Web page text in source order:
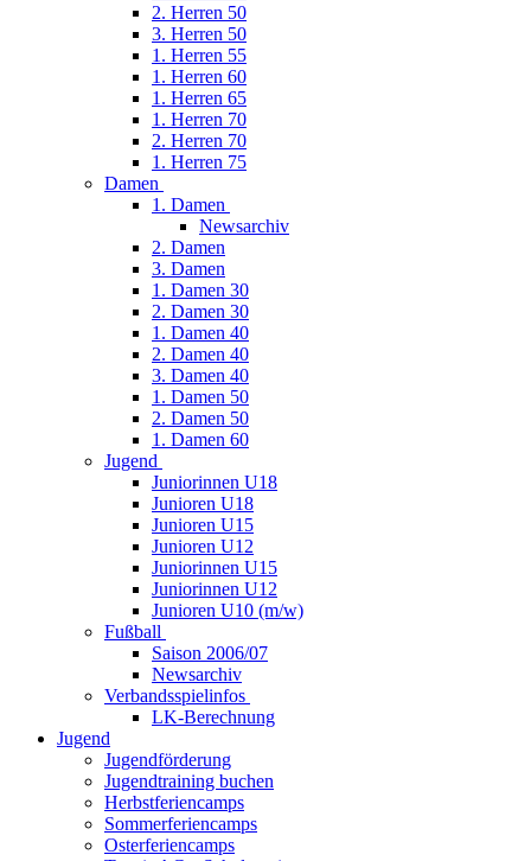
2. Herren 50
3. Herren 50
1. Herren 55
1. Herren 60
1. Herren 65
1. Herren 70
2. Herren 70
1. Herren 75
Damen
1. Damen
Newsarchiv
2. Damen
3. Damen
1. Damen 30
2. Damen 30
1. Damen 40
2. Damen 40
3. Damen 40
1. Damen 50
2. Damen 50
1. Damen 60
Jugend
Juniorinnen U18
Junioren U18
Junioren U15
Junioren U12
Juniorinnen U15
Juniorinnen U12
Junioren U10 (m/w)
Fußball
Saison 2006/07
Newsarchiv
Verbandsspielinfos
LK-Berechnung
Jugend
Jugendförderung
Jugendtraining buchen
Herbstferiencamps
Sommerferiencamps
Osterferiencamps